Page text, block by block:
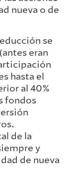
nueva o de
se
eran
hasta el
al 40%
fondos
de la
y
de nueva